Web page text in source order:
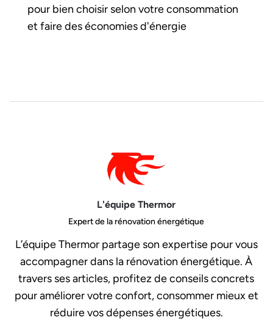
pour bien choisir selon votre consommation
et faire des économies d'énergie
L'équipe Thermor
Expert de la rénovation énergétique
L’équipe Thermor partage son expertise pour vous
accompagner dans la rénovation énergétique. À
travers ses articles, profitez de conseils concrets
pour améliorer votre confort, consommer mieux et
réduire vos dépenses énergétiques.